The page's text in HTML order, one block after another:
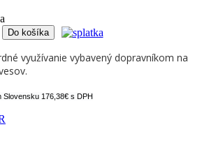
Do košíka
využívanie vybavený dopravníkom na
Slovensku 176,38€ s DPH